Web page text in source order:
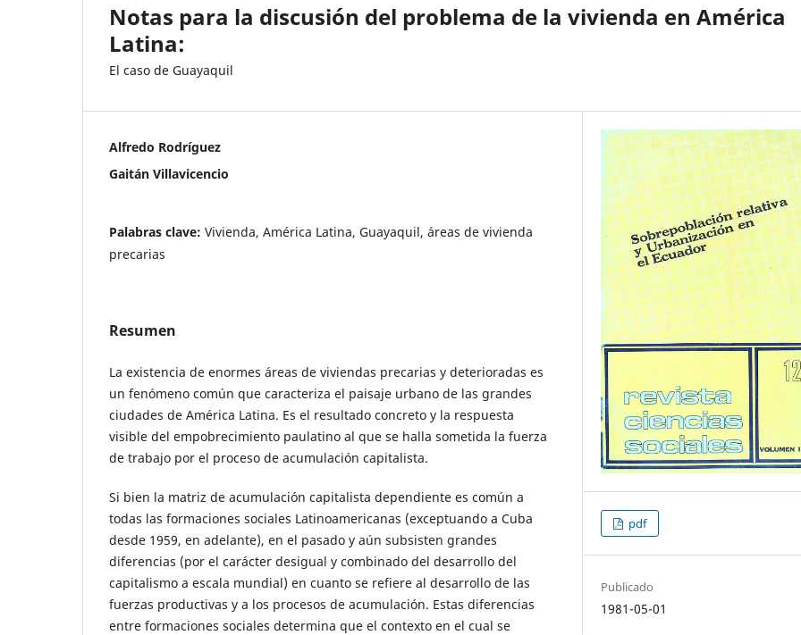
Notas para la discusión del problema de la vivienda en América
Latina:
El caso de Guayaquil
Alfredo Rodríguez
Gaitán Villavicencio
Palabras clave: Vivienda, América Latina, Guayaquil, áreas de vivienda
precarias
Resumen
La existencia de enormes áreas de viviendas precarias y deterioradas es
un fenómeno común que caracteriza el paisaje urbano de las grandes
ciudades de América Latina. Es el resultado concreto y la respuesta
visible del empobrecimiento paulatino al que se halla sometida la fuerza
de trabajo por el proceso de acumulación capitalista.
Si bien la matriz de acumulación capitalista dependiente es común a
todas las formaciones sociales Latinoamericanas (exceptuando a Cuba
desde 1959, en adelante), en el pasado y aún subsisten grandes
diferencias (por el carácter desigual y combinado del desarrollo del
capitalismo a escala mundial) en cuanto se refiere al desarrollo de las
fuerzas productivas y a los procesos de acumulación. Estas diferencias
entre formaciones sociales determina que el contexto en el cual se
pdf
Publicado
1981-05-01